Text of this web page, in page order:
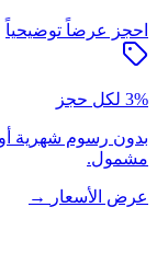
احجز عرضاً توضيحياً
3% لكل حجز
بدون رسوم شهرية
مشمول.
عرض الأسعار →